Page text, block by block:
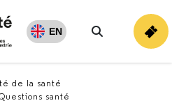
EN
Rechercher
de la santé
santé